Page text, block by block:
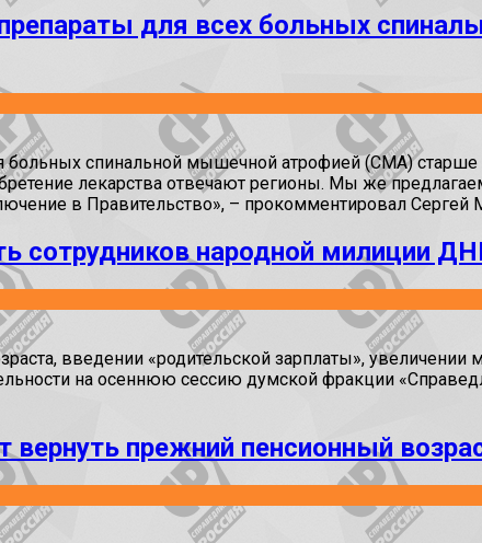
для всех больных
больных спинальной мышечной атрофией (СМА) старше
лекарства отвечают регионы. Мы же
в Правительство», – прокомментировал Сергей
сотрудников народной милиции
введении «родительской зарплаты», увеличении
на осеннюю сессию думской фракции
прежний пенсионный